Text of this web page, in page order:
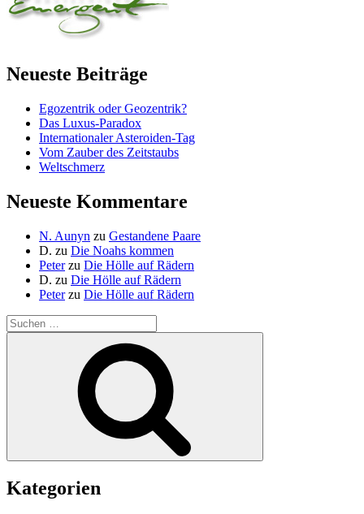
Neueste Beiträge
Egozentrik oder Geozentrik?
Das Luxus-Paradox
Internationaler Asteroiden-Tag
Vom Zauber des Zeitstaubs
Weltschmerz
Neueste Kommentare
N. Aunyn zu Gestandene Paare
D. zu Die Noahs kommen
Peterzu Die Hölle auf Rädern
D. zu Die Hölle auf Rädern
Peterzu Die Hölle auf Rädern
Suche
nach:
Kategorien